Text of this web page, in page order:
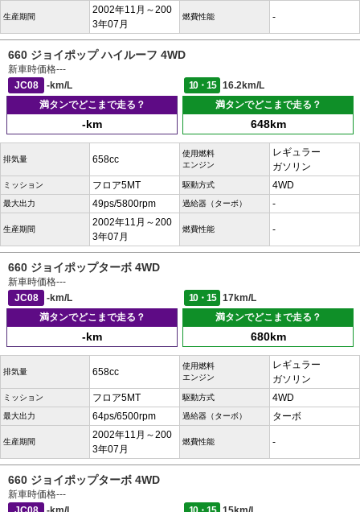
生産期間
2002年11月～200
3年07月
燃費性能 -
660 ジョイポップ ハイルーフ 4WD
新車時価格---
JC08
-km/L 10・15
16.2km/L
満タンでどこまで走る？
-km
満タンでどこまで走る？
648km
排気量 658cc
使用燃料
エンジン
レギュラー
ガソリン
ミッション フロア5MT 駆動方式 4WD
最大出力 49ps/5800rpm 過給器（ターボ） -
生産期間
2002年11月～200
3年07月
燃費性能 -
660 ジョイポップターボ 4WD
新車時価格---
JC08
-km/L 10・15
17km/L
満タンでどこまで走る？
-km
満タンでどこまで走る？
680km
排気量 658cc
使用燃料
エンジン
レギュラー
ガソリン
ミッション フロア5MT 駆動方式 4WD
最大出力 64ps/6500rpm 過給器（ターボ） ターボ
生産期間
2002年11月～200
3年07月
燃費性能 -
660 ジョイポップターボ 4WD
新車時価格---